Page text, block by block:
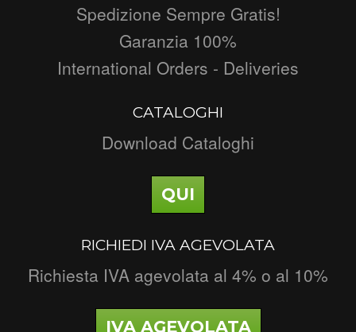
Spedizione Sempre Gratis!
Garanzia 100%
International Orders - Deliveries
CATALOGHI
Download Cataloghi
QUI
RICHIEDI IVA AGEVOLATA
Richiesta IVA agevolata al 4% o al 10%
IVA AGEVOLATA